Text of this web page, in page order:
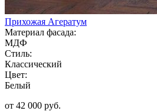
Прихожая Агератум
Материал фасада:
МДФ
Стиль:
Классический
Цвет:
Белый
от 42 000 руб.